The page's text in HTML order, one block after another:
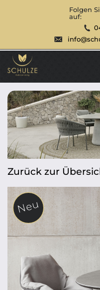
Folgen
auf:
Zurück zur
Neu
Neu
Neu
Neu
Neu
Neu